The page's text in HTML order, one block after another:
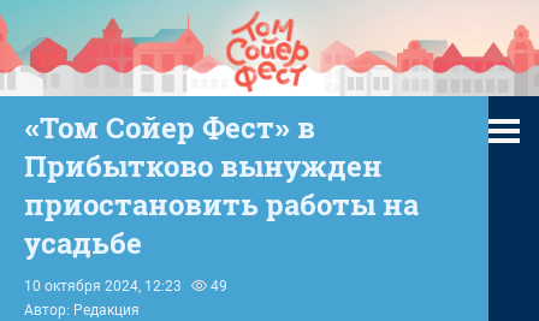
«Том Сойер Фест» в
Прибытково вынужден
приостановить работы на
усадьбе
10 октября 2024, 12:23
49
Автор: Редакция